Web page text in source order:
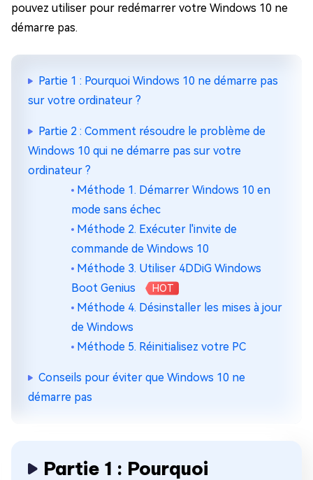
pouvez utiliser pour redémarrer votre Windows 10 ne
démarre pas.
Partie 1 : Pourquoi Windows 10 ne démarre pas
sur votre ordinateur ?
Partie 2 : Comment résoudre le problème de
Windows 10 qui ne démarre pas sur votre
ordinateur ?
Méthode 1. Démarrer Windows 10 en
mode sans échec
Méthode 2. Exécuter l'invite de
commande de Windows 10
Méthode 3. Utiliser 4DDiG Windows
Boot Genius
HOT
Méthode 4. Désinstaller les mises à jour
de Windows
Méthode 5. Réinitialisez votre PC
Conseils pour éviter que Windows 10 ne
démarre pas
Partie 1 : Pourquoi